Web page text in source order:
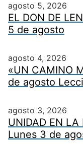
agosto 5, 2026
EL DON DE
5 de agosto
agosto 4, 2026
«UN CAMINO
de agosto
agosto 3, 2026
UNIDAD EN
Lunes 3 de